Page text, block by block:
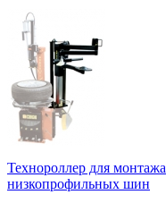
Технороллер для монтажа
низкопрофильных шин